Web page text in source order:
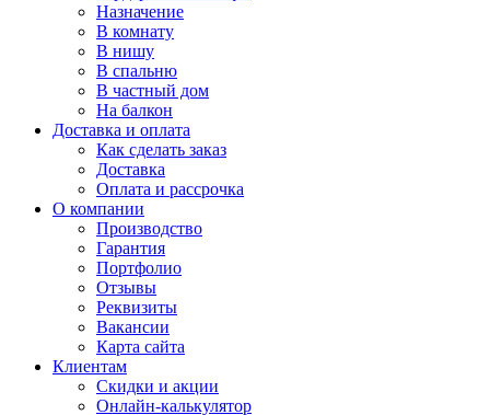
Назначение
В комнату
В нишу
В спальню
В частный дом
На балкон
Доставка и оплата
Как сделать заказ
Доставка
Оплата и рассрочка
О компании
Производство
Гарантия
Портфолио
Отзывы
Реквизиты
Вакансии
Карта сайта
Клиентам
Скидки и акции
Онлайн-калькулятор